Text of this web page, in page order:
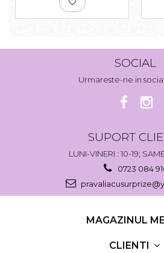
SOCIAL
Urmareste-ne in
SUPORT
LUNI-VINERI : 10-19;
0723 084
MAGAZINUL
CLIENTI